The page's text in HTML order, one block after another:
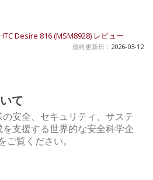
Desire 816 (MSM8928) レビュー
最終更新日： 2026-03-12
て
安全、セキュリティ、サステ
支援する世界的な安全科学企
覧ください。